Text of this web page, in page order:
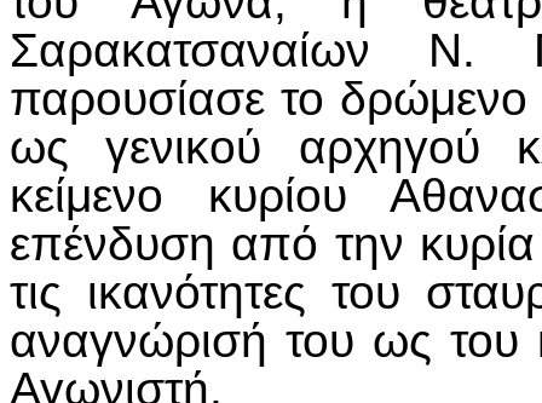
Σαρακατσαναίων Ν.
παρουσίασε το
ως γενικού αρχηγού
κείμενο κυρίου
επένδυση από την
τις ικανότητες του
αναγνώρισή του ως του
Αγωνιστή.